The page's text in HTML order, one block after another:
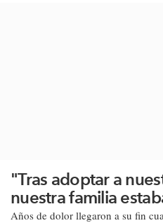
"Tras adoptar a
nuestra familia
Años de dolor llegaron a su fin